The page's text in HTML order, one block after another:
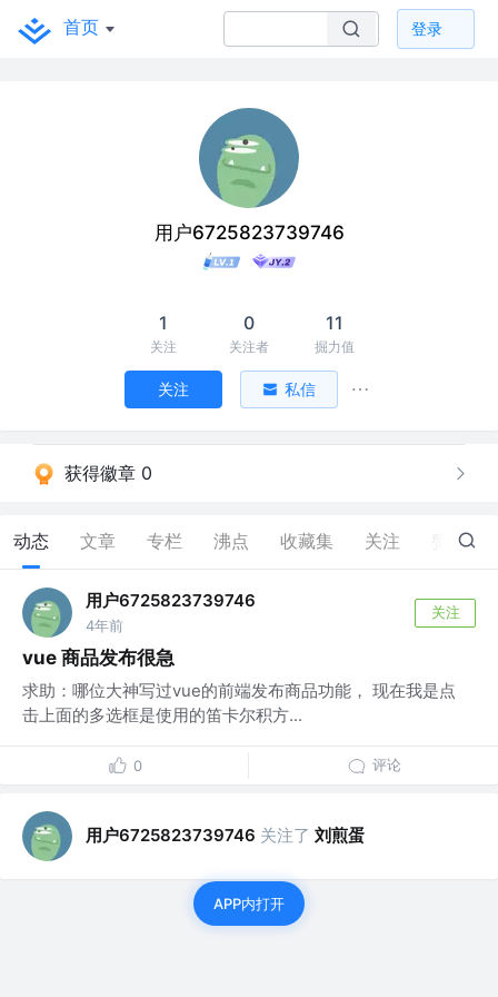
首页 登录
用户6725823739746
1
关注
0
关注者
11
掘力值
关注 私信
获得徽章 0
动态 文章 专栏 沸点 收藏集 关注 0
用户6725823739746
4年前
关注
vue 商品发布很急
求助：哪位大神写过vue的前端发布商品功能， 现在我是点
击上面的多选框是使用的笛卡尔积方...
0 评论
用户6725823739746 关注了 刘煎蛋
APP内打开